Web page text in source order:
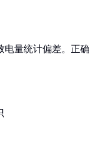
电量统计偏差。正确